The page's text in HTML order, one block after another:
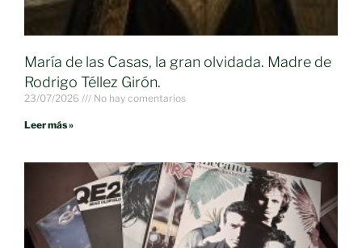
María de las Casas, la gran olvidada. Madre de
Rodrigo Téllez Girón.
23/07/2026 No hay comentarios
Leer más »